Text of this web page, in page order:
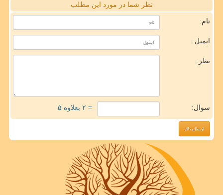
نظر شما در مورد این مطلب
نام:
ایمیل:
نظر:
سوال: = ۲ بعلاوه ۵